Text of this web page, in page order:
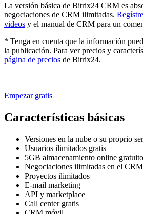
La versión básica de Bitrix24 CRM es
negociaciones de CRM ilimitadas.
videos y el manual de CRM para un
* Tenga en cuenta que la información
la publicación. Para ver precios y
página de precios de Bitrix24.
Empezar gratis
Características básicas
Versiones en la nube o su proprio
Usuarios ilimitados gratis
5GB almacenamiento online gratuito
Negociaciones ilimitadas en el CRM
Proyectos ilimitados
E-mail marketing
API y marketplace
Call center gratis